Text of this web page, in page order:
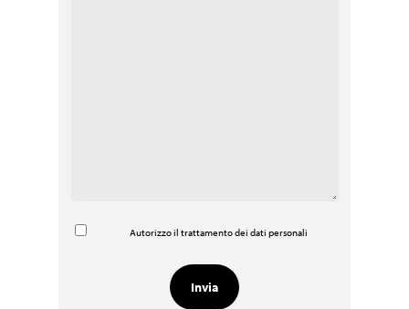
Autorizzo il trattamento dei dati personali